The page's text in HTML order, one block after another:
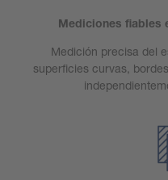
Mediciones fiables
Medición precisa del
superficies curvas,